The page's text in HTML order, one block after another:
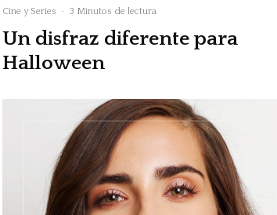
Cine y Series · 3 Minutos de lectura
Un disfraz diferente para
Halloween